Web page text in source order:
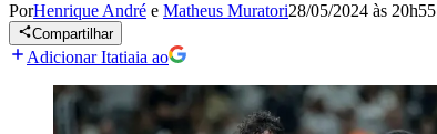
PorHenrique André e Matheus Muratori28/05/2024 às 20h55
Compartilhar
Adicionar Itatiaia ao